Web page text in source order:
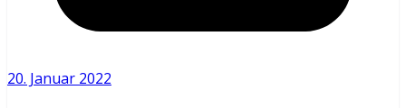
20. Januar 2022